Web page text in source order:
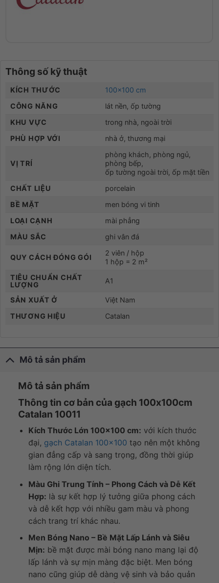
Thông số kỹ thuật
KÍCH THƯỚC
100×100 cm
CÔNG NĂNG
lát nền, ốp tường
KHU VỰC
trong nhà, ngoài trời
PHÙ HỢP VỚI
nhà ở, thương mại
VỊ TRÍ
phòng khách, phòng ngủ,
phòng bếp,
ốp tường ngoài trời, ốp mặt tiền
CHẤT LIỆU
porcelain
BỀ MẶT
men bóng vi tinh
LOẠI CẠNH
mài phẳng
MÀU SẮC
ghi vân đá
QUY CÁCH ĐÓNG GÓI
2 viên / hộp
1 hộp = 2 m²
TIÊU CHUẨN CHẤT
LƯỢNG
A1
SẢN XUẤT Ở
Việt Nam
THƯƠNG HIỆU
Catalan
Mô tả sản phẩm
Mô tả sản phẩm
Thông tin cơ bản của gạch 100x100cm
Catalan 10011
Kích Thước Lớn 100×100 cm: với kích thước
đại, gạch Catalan 100×100 tạo nên một không
gian đẳng cấp và sang trọng, đồng thời giúp
làm rộng lớn diện tích.
Màu Ghi Trung Tính – Phong Cách và Dễ Kết
Hợp: là sự kết hợp lý tưởng giữa phong cách
và dễ kết hợp với nhiều gam màu và phong
cách trang trí khác nhau.
Men Bóng Nano – Bề Mặt Lấp Lánh và Siêu
Mịn: bề mặt được mài bóng nano mang lại độ
lấp lánh và sự mịn màng đặc biệt. Men bóng
nano cũng giúp dễ dàng vệ sinh và bảo quản